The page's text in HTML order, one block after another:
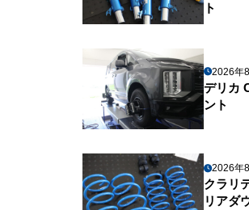
ト
2026年
デリカ
ント
2026年
クラリ
リアダ